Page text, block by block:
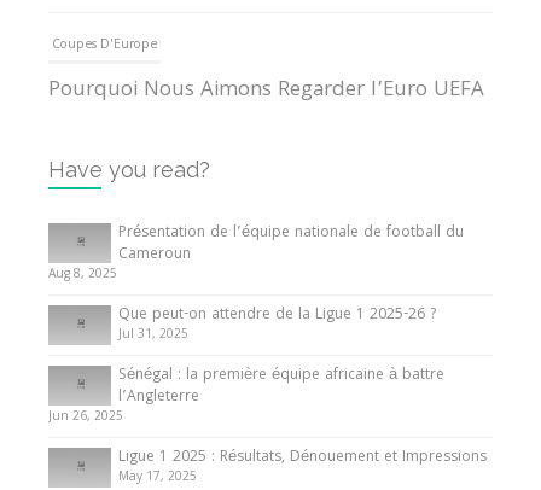
Coupes D'Europe
Pourquoi Nous Aimons Regarder l’Euro UEFA
Internationales
Tout ce que vous devez savoir sur la Coupe
d’Afrique des Nations
10 May 2024
Internationales
Présentation de l’équipe nationale de football
du Cameroun
8 August 2025
Have you read?
Présentation de l’équipe nationale de football du
Cameroun
Aug 8, 2025
Que peut-on attendre de la Ligue 1 2025-26 ?
Jul 31, 2025
Sénégal : la première équipe africaine à battre
l’Angleterre
Jun 26, 2025
Ligue 1 2025 : Résultats, Dénouement et Impressions
May 17, 2025